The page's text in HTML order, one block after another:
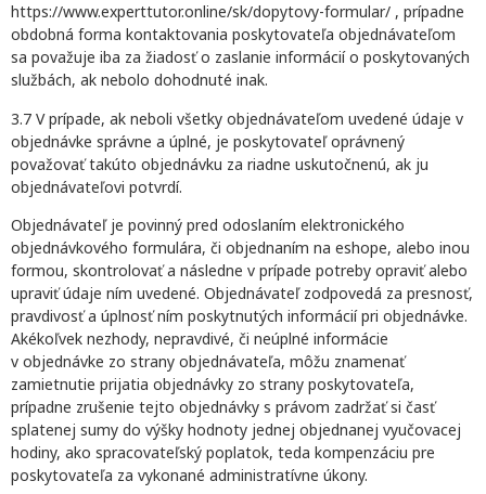
https://www.experttutor.online/sk/dopytovy-formular/ , prípadne
obdobná forma kontaktovania poskytovateľa objednávateľom
sa považuje iba za žiadosť o zaslanie informácií o poskytovaných
službách, ak nebolo dohodnuté inak.
3.7 V prípade, ak neboli všetky objednávateľom uvedené údaje v
objednávke správne a úplné, je poskytovateľ oprávnený
považovať takúto objednávku za riadne uskutočnenú, ak ju
objednávateľovi potvrdí.
Objednávateľ je povinný pred odoslaním elektronického
objednávkového formulára, či objednaním na eshope, alebo inou
formou, skontrolovať a následne v prípade potreby opraviť alebo
upraviť údaje ním uvedené. Objednávateľ zodpovedá za presnosť,
pravdivosť a úplnosť ním poskytnutých informácií pri objednávke.
Akékoľvek nezhody, nepravdivé, či neúplné informácie
v objednávke zo strany objednávateľa, môžu znamenať
zamietnutie prijatia objednávky zo strany poskytovateľa,
prípadne zrušenie tejto objednávky s právom zadržať si časť
splatenej sumy do výšky hodnoty jednej objednanej vyučovacej
hodiny, ako spracovateľský poplatok, teda kompenzáciu pre
poskytovateľa za vykonané administratívne úkony.